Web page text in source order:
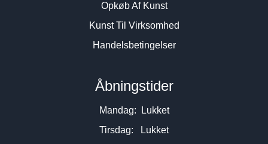
Opkøb Af Kunst
Kunst Til Virksomhed
Handelsbetingelser
Åbningstider
Mandag: Lukket
Tirsdag: Lukket